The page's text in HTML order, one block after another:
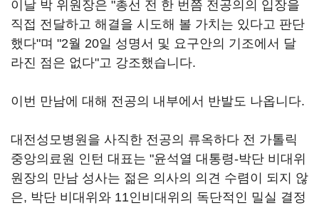
이날 박 위원장은 "총선 전 한 번쯤 전공의의 입장을
직접 전달하고 해결을 시도해 볼 가치는 있다고 판단
했다"며 "2월 20일 성명서 및 요구안의 기조에서 달
라진 점은 없다"고 강조했습니다.
이번 만남에 대해 전공의 내부에서 반발도 나옵니다.
대전성모병원을 사직한 전공의 류옥하다 전 가톨릭
중앙의료원 인턴 대표는 "윤석열 대통령-박단 비대위
원장의 만남 성사는 젊은 의사의 의견 수렴이 되지 않
은, 박단 비대위와 11인비대위의 독단적인 밀실 결정